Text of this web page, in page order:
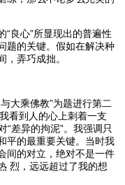
良心”所显现出的普遍性
题的关键。假如在解决种
，弄巧成拙。
乘佛教”为题进行第二
看到人的心上刺着一支
“差异的拘泥”。我强调只
平的最重要关键。当时我
间的对立，绝对不是一件
烈，远远超过了我的想